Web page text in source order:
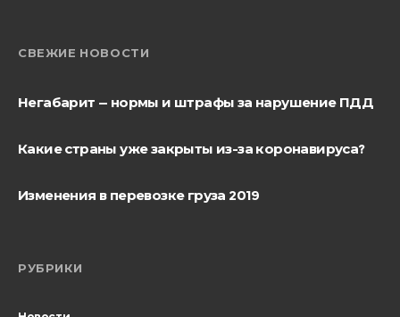
СВЕЖИЕ НОВОСТИ
Негабарит — нормы и штрафы за нарушение ПДД
Какие страны уже закрыты из-за коронавируса?
Изменения в перевозке груза 2019
РУБРИКИ